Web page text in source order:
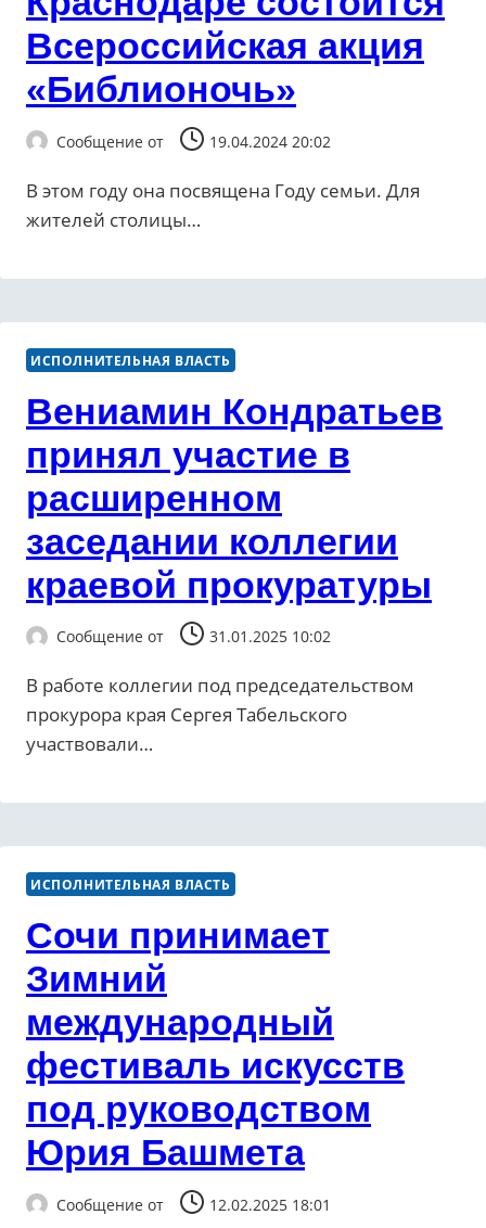
Всероссийская акция
«Библионочь»
Сообщение от 19.04.2024 20:02
В этом году она посвящена Году семьи. Для
жителей столицы…
ИСПОЛНИТЕЛЬНАЯ ВЛАСТЬ
Вениамин Кондратьев
принял участие в
расширенном
заседании коллегии
краевой прокуратуры
Сообщение от 31.01.2025 10:02
В работе коллегии под председательством
прокурора края Сергея Табельского
участвовали…
ИСПОЛНИТЕЛЬНАЯ ВЛАСТЬ
Сочи принимает
Зимний
международный
фестиваль искусств
под руководством
Юрия Башмета
Сообщение от 12.02.2025 18:01